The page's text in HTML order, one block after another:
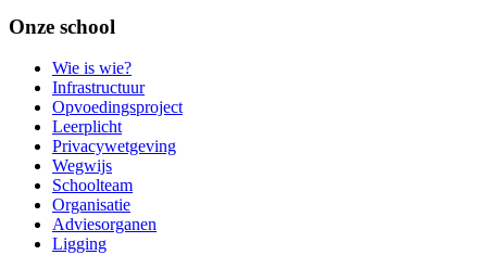
Onze school
Wie is wie?
Infrastructuur
Opvoedingsproject
Leerplicht
Privacywetgeving
Wegwijs
Schoolteam
Organisatie
Adviesorganen
Ligging